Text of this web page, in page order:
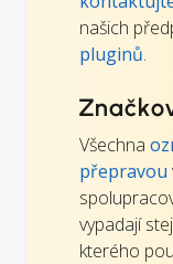
našich
pluginů.
Všechna
přepravou
vypadají
kterého